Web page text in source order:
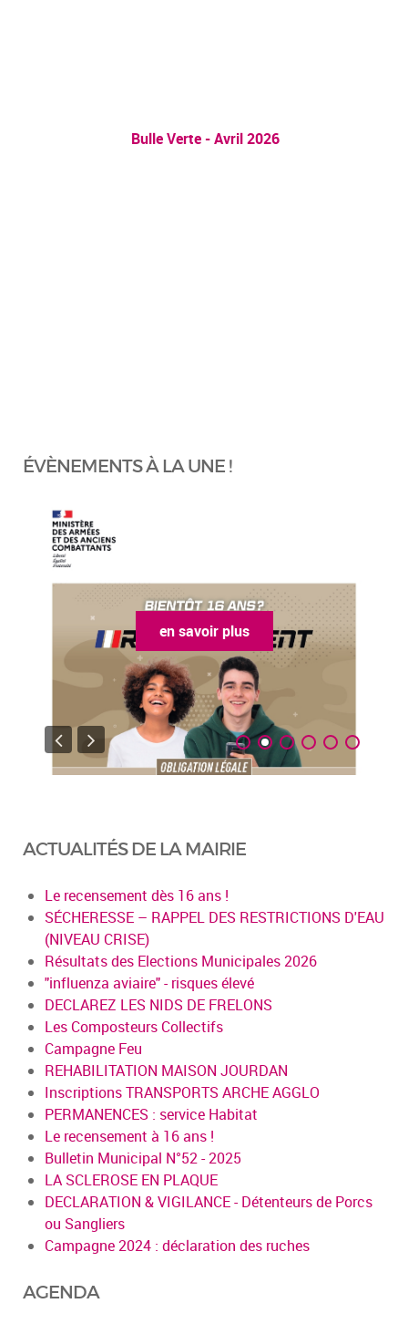
Bulle Verte - Avril 2026
ÉVÈNEMENTS À LA UNE !
en savoir plus
ACTUALITÉS DE LA MAIRIE
Le recensement dès 16 ans !
SÉCHERESSE – RAPPEL DES RESTRICTIONS D'EAU
(NIVEAU CRISE)
Résultats des Elections Municipales 2026
"influenza aviaire" - risques élevé
DECLAREZ LES NIDS DE FRELONS
Les Composteurs Collectifs
Campagne Feu
REHABILITATION MAISON JOURDAN
Inscriptions TRANSPORTS ARCHE AGGLO
PERMANENCES : service Habitat
Le recensement à 16 ans !
Bulletin Municipal N°52 - 2025
LA SCLEROSE EN PLAQUE
DECLARATION & VIGILANCE - Détenteurs de Porcs
ou Sangliers
Campagne 2024 : déclaration des ruches
AGENDA